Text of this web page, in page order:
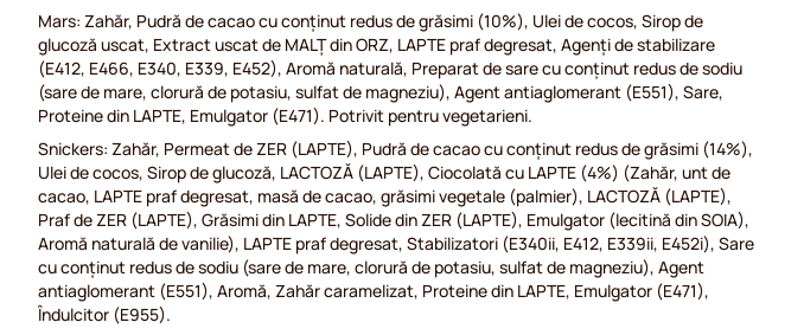
Mars: Zahăr, Pudră de cacao cu conținut redus de grăsimi (10%), Ulei de cocos, Sirop de
glucoză uscat, Extract uscat de MALȚ din ORZ, LAPTE praf degresat, Agenți de stabilizare
(E412, E466, E340, E339, E452), Aromă naturală, Preparat de sare cu conținut redus de sodiu
(sare de mare, clorură de potasiu, sulfat de magneziu), Agent antiaglomerant (E551), Sare,
Proteine din LAPTE, Emulgator (E471). Potrivit pentru vegetarieni.
Snickers: Zahăr, Permeat de ZER (LAPTE), Pudră de cacao cu conținut redus de grăsimi (14%),
Ulei de cocos, Sirop de glucoză, LACTOZĂ (LAPTE), Ciocolată cu LAPTE (4%) (Zahăr, unt de
cacao, LAPTE praf degresat, masă de cacao, grăsimi vegetale (palmier), LACTOZĂ (LAPTE),
Praf de ZER (LAPTE), Grăsimi din LAPTE, Solide din ZER (LAPTE), Emulgator (lecitină din SOIA),
Aromă naturală de vanilie), LAPTE praf degresat, Stabilizatori (E340ii, E412, E339ii, E452i), Sare
cu conținut redus de sodiu (sare de mare, clorură de potasiu, sulfat de magneziu), Agent
antiaglomerant (E551), Aromă, Zahăr caramelizat, Proteine din LAPTE, Emulgator (E471),
Îndulcitor (E955).